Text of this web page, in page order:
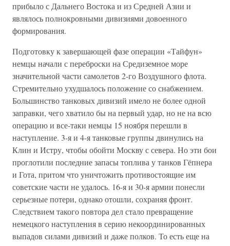
прибыло с Дальнего Востока и из Средней Азии и
являлось полнокровными дивизиями довоенного
формирования.
Подготовку к завершающей фазе операции «Тайфун»
немцы начали с переброски на Средиземное море
значительной части самолетов 2-го Воздушного флота.
Стремительно ухудшалось положение со снабжением.
Большинство танковых дивизий имело не более одной
заправки, чего хватило бы на первый удар, но не на всю
операцию и все-таки немцы 15 ноября перешли в
наступление. 3-я и 4-я танковые группы двинулись на
Клин и Истру, чтобы обойти Москву с севера. Но эти бои
проглотили последние запасы топлива у танков Гёпнера
и Гота, притом что уничтожить противостоящие им
советские части не удалось. 16-я и 30-я армии понесли
серьезные потери, однако отошли, сохраняя фронт.
Следствием такого повтора дел стало превращение
немецкого наступления в серию некоординированных
выпадов силами дивизий и даже полков. То есть еще на